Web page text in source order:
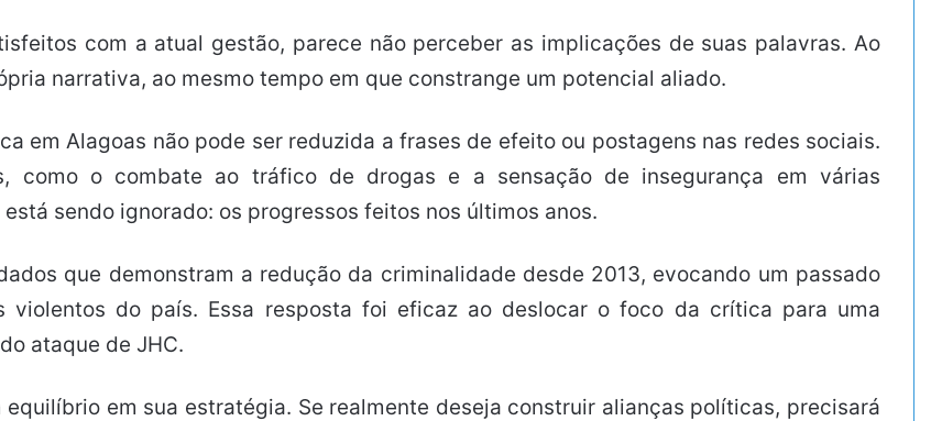
com a atual gestão, parece não perceber as implicações de suas palavras. Ao
narrativa, ao mesmo tempo em que constrange um potencial aliado.
em Alagoas não pode ser reduzida a frases de efeito ou postagens nas redes sociais.
como o combate ao tráfico de drogas e a sensação de insegurança em várias
sendo ignorado: os progressos feitos nos últimos anos.
que demonstram a redução da criminalidade desde 2013, evocando um passado
violentos do país. Essa resposta foi eficaz ao deslocar o foco da crítica para uma
ataque de JHC.
em sua estratégia. Se realmente deseja construir alianças políticas, precisará